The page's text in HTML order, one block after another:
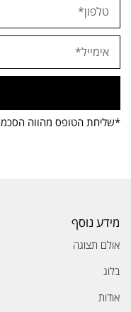
*שליחת הטופס מהווה הסכמה
מידע נוסף
אולם תצוגה
בלוג
אודות